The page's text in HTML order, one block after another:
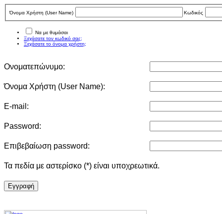
Όνομα Χρήστη (User Νame) Κωδικός
Να με θυμάσαι
Ξεχάσατε τον κωδικό σας;
Ξεχάσατε το όνομα χρήστη;
Ονοματεπώνυμο:
Όνομα Χρήστη (User Νame):
E-mail:
Password:
Επιβεβαίωση password:
Τα πεδία με αστερίσκο (*) είναι υποχρεωτικά.
Eγγραφή